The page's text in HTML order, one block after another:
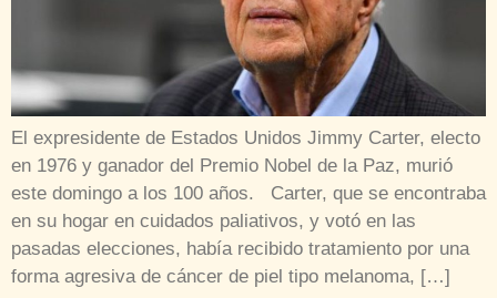
El expresidente de Estados Unidos Jimmy Carter, electo
en 1976 y ganador del Premio Nobel de la Paz, murió
este domingo a los 100 años. Carter, que se encontraba
en su hogar en cuidados paliativos, y votó en las
pasadas elecciones, había recibido tratamiento por una
forma agresiva de cáncer de piel tipo melanoma, […]